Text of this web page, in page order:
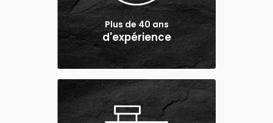
Plus de 40 ans
d'expérience